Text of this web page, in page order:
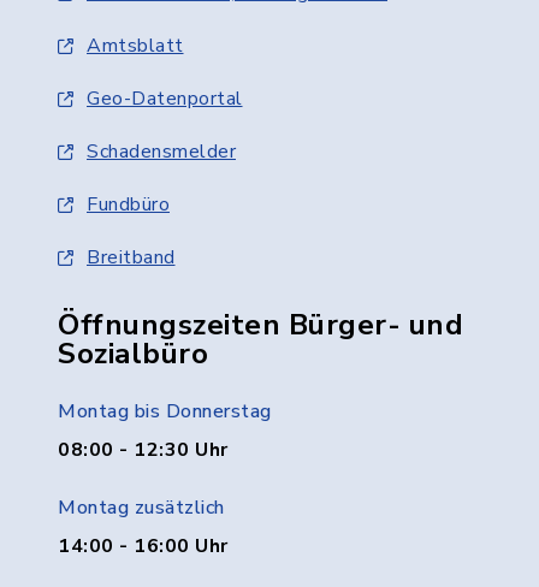
Amtsblatt
Geo-Datenportal
Schadensmelder
Fundbüro
Breitband
Öffnungszeiten Bürger- und
Sozialbüro
Montag bis Donnerstag
08:00 - 12:30 Uhr
Montag zusätzlich
14:00 - 16:00 Uhr